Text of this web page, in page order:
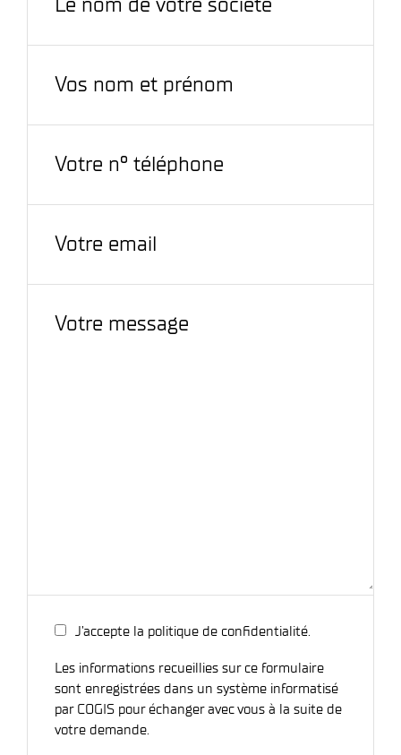
J’accepte la politique de confidentialité.
Les informations recueillies sur ce formulaire
sont enregistrées dans un système informatisé
par COGIS pour échanger avec vous à la suite de
votre demande.